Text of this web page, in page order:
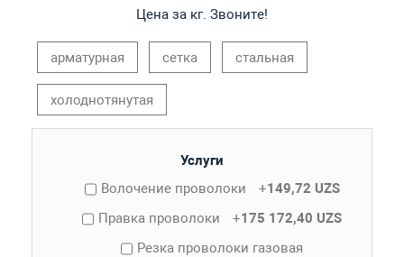
Цена за кг. Звоните!
арматурная сетка стальная
холоднотянутая
Услуги
Волочение проволоки
+149,72 UZS
Правка проволоки
+175 172,40 UZS
Резка проволоки газовая